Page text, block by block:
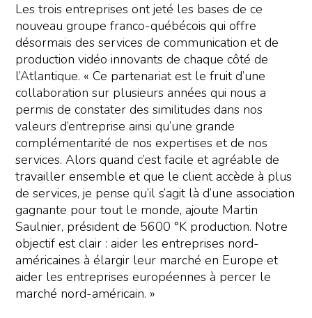
Les trois entreprises ont jeté les bases de ce
nouveau groupe franco-québécois qui offre
désormais des services de communication et de
production vidéo innovants de chaque côté de
l’Atlantique. « Ce partenariat est le fruit d’une
collaboration sur plusieurs années qui nous a
permis de constater des similitudes dans nos
valeurs d’entreprise ainsi qu’une grande
complémentarité de nos expertises et de nos
services. Alors quand c’est facile et agréable de
travailler ensemble et que le client accède à plus
de services, je pense qu’il s’agit là d’une association
gagnante pour tout le monde, ajoute Martin
Saulnier, président de 5600 °K production. Notre
objectif est clair : aider les entreprises nord-
américaines à élargir leur marché en Europe et
aider les entreprises européennes à percer le
marché nord-américain. »